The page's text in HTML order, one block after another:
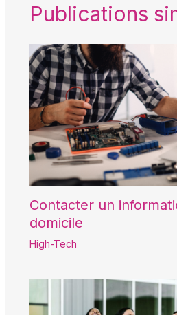
Publications
Contacter un
domicile
High-Tech